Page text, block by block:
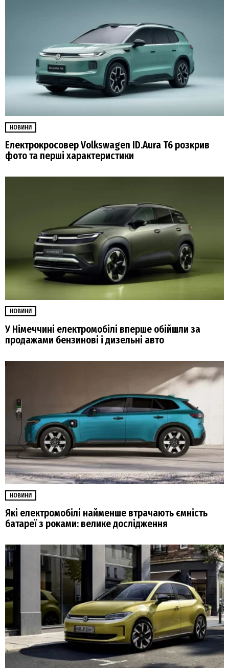
НОВИНИ
Електрокросовер Volkswagen ID.Aura T6 розкрив
фото та перші характеристики
НОВИНИ
У Німеччині електромобілі вперше обійшли за
продажами бензинові і дизельні авто
НОВИНИ
Які електромобілі найменше втрачають ємність
батареї з роками: велике дослідження